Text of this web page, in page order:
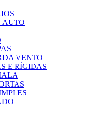
AUTO
VENTO
E RÍGIDAS